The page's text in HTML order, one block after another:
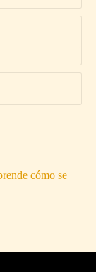
cómo se